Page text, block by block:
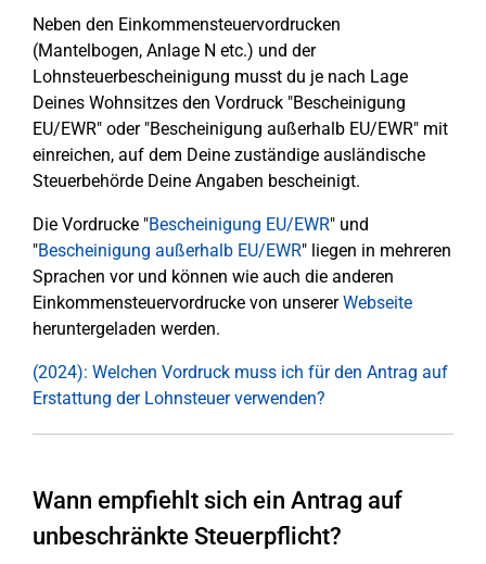
Neben den Einkommensteuervordrucken
(Mantelbogen, Anlage N etc.) und der
Lohnsteuerbescheinigung musst du je nach Lage
Deines Wohnsitzes den Vordruck "Bescheinigung
EU/EWR" oder "Bescheinigung außerhalb EU/EWR" mit
einreichen, auf dem Deine zuständige ausländische
Steuerbehörde Deine Angaben bescheinigt.
Die Vordrucke "Bescheinigung EU/EWR" und
"Bescheinigung außerhalb EU/EWR" liegen in mehreren
Sprachen vor und können wie auch die anderen
Einkommensteuervordrucke von unsererWebseite
heruntergeladen werden.
(2024): Welchen Vordruck muss ich für den Antrag auf
Erstattung der Lohnsteuer verwenden?
Wann empfiehlt sich ein Antrag auf
unbeschränkte Steuerpflicht?